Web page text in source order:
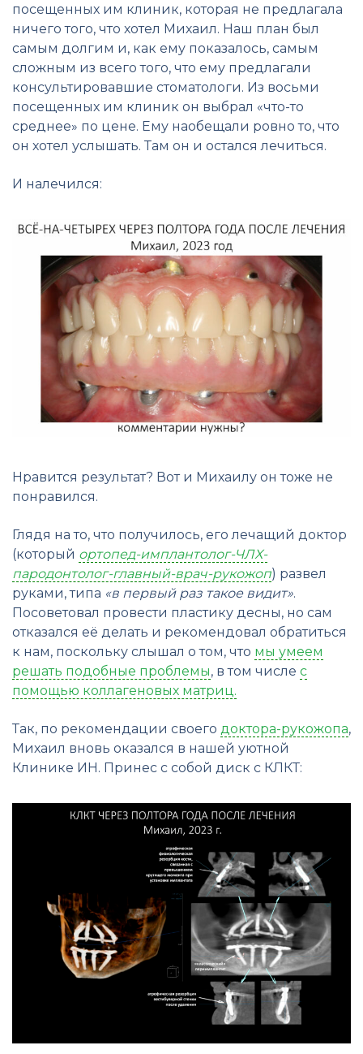
посещенных им клиник, которая не предлагала
ничего того, что хотел Михаил. Наш план был
самым долгим и, как ему показалось, самым
сложным из всего того, что ему предлагали
консультировавшие стоматологи. Из восьми
посещенных им клиник он выбрал «что-то
среднее» по цене. Ему наобещали ровно то, что
он хотел услышать. Там он и остался лечиться.
И налечился:
Нравится результат? Вот и Михаилу он тоже не
понравился.
Глядя на то, что получилось, его лечащий доктор
(который ортопед-имплантолог-ЧЛХ-
пародонтолог-главный-врач-рукожоп) развел
руками, типа «в первый раз такое видит».
Посоветовал провести пластику десны, но сам
отказался её делать и рекомендовал обратиться
к нам, поскольку слышал о том, что мы умеем
решать подобные проблемы, в том числе с
помощью коллагеновых матриц.
Так, по рекомендации своего доктора-рукожопа,
Михаил вновь оказался в нашей уютной
Клинике ИН. Принес с собой диск с КЛКТ: